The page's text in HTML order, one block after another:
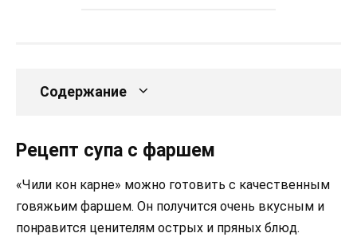
Содержание
Рецепт супа с фаршем
«Чили кон карне» можно готовить с качественным
говяжьим фаршем. Он получится очень вкусным и
понравится ценителям острых и пряных блюд.